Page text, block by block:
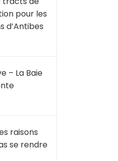
pour les
d’Antibes
– La Baie
raisons
se rendre